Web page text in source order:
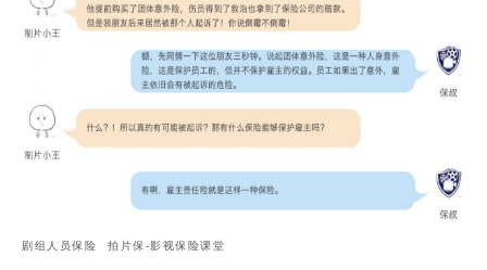
剧组人员保险 拍片保-影视保险课堂